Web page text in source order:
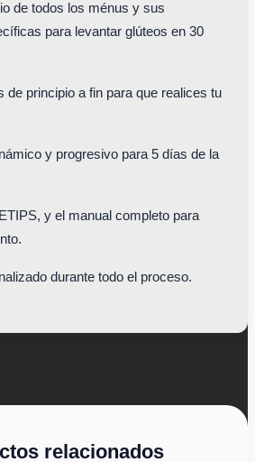
de todos los ménus y sus
para levantar glúteos en 30
de principio a fin para que realices tu
y progresivo para 5 días de la
y el manual completo para
durante todo el proceso.
relacionados